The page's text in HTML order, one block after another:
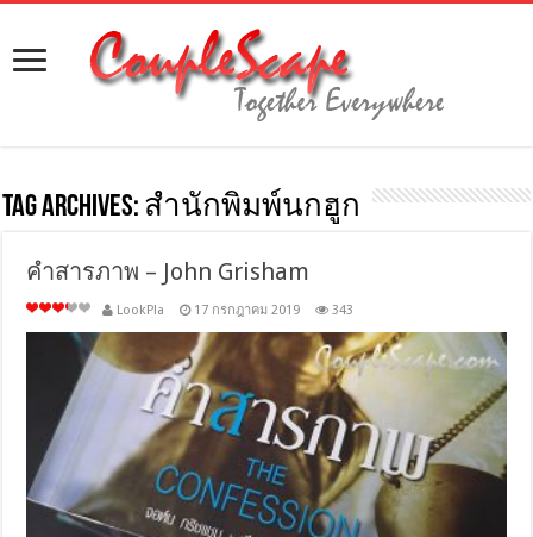
Tag Archives: สำนักพิมพ์นกฮูก
คำสารภาพ – John Grisham
LookPla 17 กรกฎาคม 2019 343